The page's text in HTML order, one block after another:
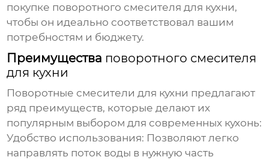
покупке поворотного смесителя для кухни,
чтобы он идеально соответствовал вашим
потребностям и бюджету.
Преимущества поворотного смесителя
для кухни
Поворотные смесители для кухни предлагают
ряд преимуществ, которые делают их
популярным выбором для современных кухонь:
Удобство использования: Позволяют легко
направлять поток воды в нужную часть